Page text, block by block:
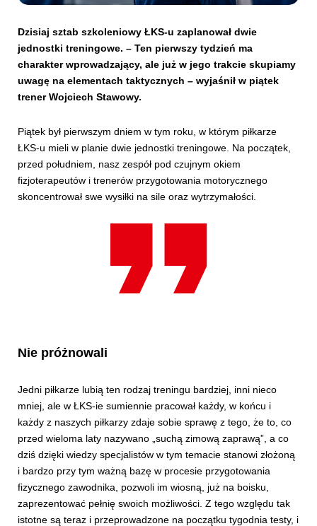
Dzisiaj sztab szkoleniowy ŁKS-u zaplanował dwie
jednostki treningowe. – Ten pierwszy tydzień ma
charakter wprowadzający, ale już w jego trakcie skupiamy
uwagę na elementach taktycznych – wyjaśnił w piątek
trener Wojciech Stawowy.
Piątek był pierwszym dniem w tym roku, w którym piłkarze
ŁKS-u mieli w planie dwie jednostki treningowe. Na początek,
przed południem, nasz zespół pod czujnym okiem
fizjoterapeutów i trenerów przygotowania motorycznego
skoncentrował swe wysiłki na sile oraz wytrzymałości.
Nie próżnowali
Jedni piłkarze lubią ten rodzaj treningu bardziej, inni nieco
mniej, ale w ŁKS-ie sumiennie pracował każdy, w końcu i
każdy z naszych piłkarzy zdaje sobie sprawę z tego, że to, co
przed wieloma laty nazywano „suchą zimową zaprawą”, a co
dziś dzięki wiedzy specjalistów w tym temacie stanowi złożoną
i bardzo przy tym ważną bazę w procesie przygotowania
fizycznego zawodnika, pozwoli im wiosną, już na boisku,
zaprezentować pełnię swoich możliwości. Z tego względu tak
istotne są teraz i przeprowadzone na początku tygodnia testy, i